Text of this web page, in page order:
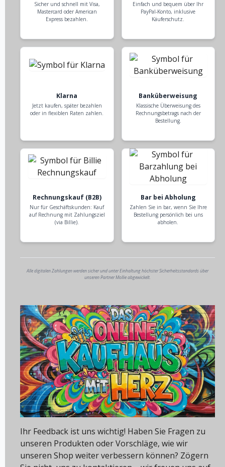
Sicher und schnell mit Visa,
Mastercard oder American
Express bezahlen.
Einfach und bequem über Ihr
PayPal-Konto, inklusive
Käuferschutz.
Klarna
Jetzt kaufen, später bezahlen
oder in flexiblen Raten zahlen.
Banküberweisung
Klassische Überweisung des
Rechnungsbetrags nach der
Bestellung.
Rechnungskauf (B2B)
Nur für Geschäftskunden: Kauf
auf Rechnung mit Zahlungsziel
(via Billie).
Bar bei Abholung
Zahlen Sie in bar, wenn Sie Ihre
Bestellung persönlich bei uns
abholen.
Alle digitalen Zahlungen werden sicher und unter Einhaltung höchster Sicherheitsstandards über
unseren Partner Mollie abgewickelt.
Ihr Feedback ist uns wichtig! Haben Sie Fragen zu
unseren Produkten oder Vorschläge, wie wir
unseren Shop weiter verbessern können? Zögern